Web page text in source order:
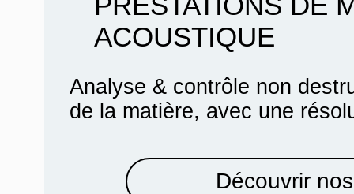
Analyse & contrôle non
de la matière, avec une
Découvrir
ACOUSTIQUE